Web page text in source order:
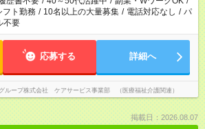
フト勤務 / 10名以上の大量募集 / 電話対応なし / パ
不要
応募する 詳細へ
ループ株式会社 ケアサービス事業部 （医療福祉介護関連）
掲載日：2026.08.07